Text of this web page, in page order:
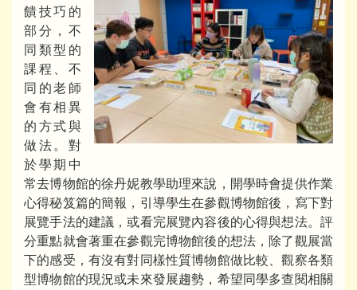
饋技巧的
部分，不
同類型的
課程、不
同的老師
會有相異
的方式與
做法。對
於學期中
常去博物館的徐丹妮教學助理來說，開學時會提供作業
心得秘笈篇的簡報，引導學生在參觀博物館後，寫下對
展覽手法的建議，或看完展覽內容後的心得與想法。評
分重點就會著重在參觀完博物館後的想法，除了觀展當
下的感受，有沒有對同樣性質博物館做比較、觀察各類
型博物館的現況或未來發展趨勢，希望同學多查閱相關